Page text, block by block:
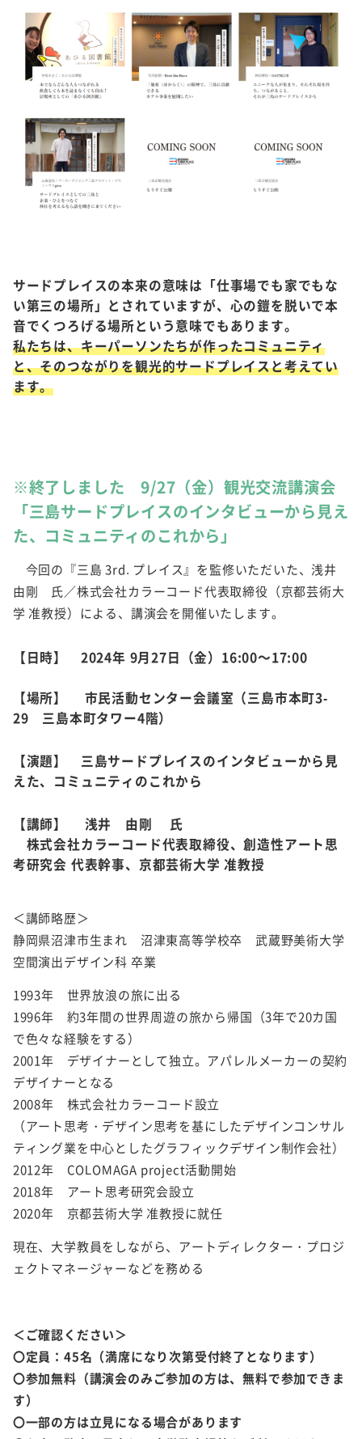
サードプレイスの本来の意味は「仕事場でも家でもな
い第三の場所」とされていますが、心の鎧を脱いで本
音でくつろげる場所という意味でもあります。
私たちは、キーパーソンたちが作ったコミュニティ
と、そのつながりを観光的サードプレイスと考えてい
ます。
※終了しました 9/27（金）観光交流講演会
「三島サードプレイスのインタビューから見え
た、コミュニティのこれから」
今回の『三島 3rd. プレイス』を監修いただいた、浅井
由剛 氏／株式会社カラーコード代表取締役（京都芸術大
学 准教授）による、講演会を開催いたします。
【日時】 2024年 9月27日（金）16:00～17:00
【場所】 市民活動センター会議室（三島市本町3-
29 三島本町タワー4階）
【演題】 三島サードプレイスのインタビューから見
えた、コミュニティのこれから
【講師】 浅井 由剛 氏
株式会社カラーコード代表取締役、創造性アート思
考研究会 代表幹事、京都芸術大学 准教授
＜講師略歴＞
静岡県沼津市生まれ 沼津東高等学校卒 武蔵野美術大学
空間演出デザイン科 卒業
1993年 世界放浪の旅に出る
1996年 約3年間の世界周遊の旅から帰国（3年で20カ国
で色々な経験をする）
2001年 デザイナーとして独立。アパレルメーカーの契約
デザイナーとなる
2008年 株式会社カラーコード設立
（アート思考・デザイン思考を基にしたデザインコンサル
ティング業を中心としたグラフィックデザイン制作会社）
2012年 COLOMAGA project活動開始
2018年 アート思考研究会設立
2020年 京都芸術大学 准教授に就任
現在、大学教員をしながら、アートディレクター・プロジ
ェクトマネージャーなどを務める
＜ご確認ください＞
〇定員：45名（満席になり次第受付終了となります）
〇参加無料（講演会のみご参加の方は、無料で参加できま
す）
〇一部の方は立見になる場合があります